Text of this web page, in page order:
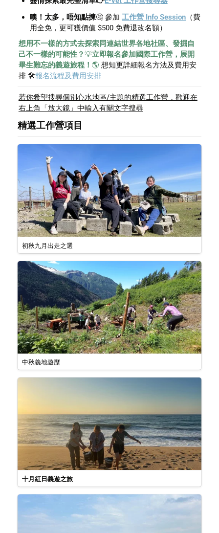
噢！太多，唔知點揀🤔 參加 工作營 Info Session （費
用全免，更可獲價值 $500 免費退改名額）
想用不一樣的方式去探索同連結世界各地社區、發掘自
己不一樣的可能性？💡立即報名參加國際工作營，展開
畢生難忘的義遊旅程！ 🌎 想知更詳細報名方法及費用安
排 🛠️報名流程及費用安排
若你希望搜尋個別心水地區/主題的精選工作營，歡迎在
右上角「放大鏡」中輸入有關文字搜尋
精選工作營項目
初秋九月出走之選
中秋義地遊歷
十月紅日義遊之旅